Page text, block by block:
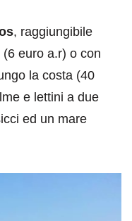
, raggiungibile
euro a.r) o con
la costa (40
e lettini a due
ed un mare